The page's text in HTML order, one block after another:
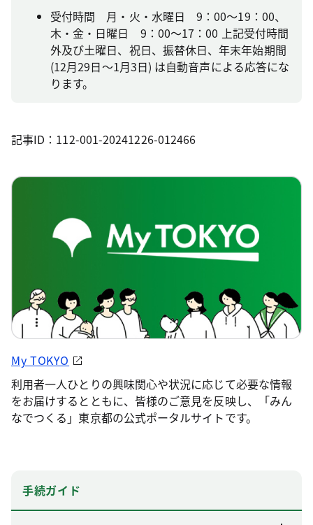
受付時間 月・火・水曜日 9：00～19：00、
木・金・日曜日 9：00～17：00 上記受付時間
外及び土曜日、祝日、振替休日、年末年始期間
(12月29日～1月3日) は自動音声による応答にな
ります。
記事ID：112-001-20241226-012466
My TOKYO
利用者一人ひとりの興味関心や状況に応じて必要な情報
をお届けするとともに、皆様のご意見を反映し、「みん
なでつくる」東京都の公式ポータルサイトです。
手続ガイド